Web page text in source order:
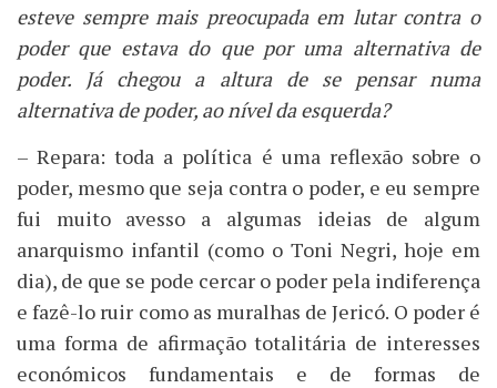
esteve sempre mais preocupada em lutar contra o
poder que estava do que por uma alternativa de
poder. Já chegou a altura de se pensar numa
alternativa de poder, ao nível da esquerda?
– Repara: toda a política é uma reflexão sobre o
poder, mesmo que seja contra o poder, e eu sempre
fui muito avesso a algumas ideias de algum
anarquismo infantil (como o Toni Negri, hoje em
dia), de que se pode cercar o poder pela indiferença
e fazê-lo ruir como as muralhas de Jericó. O poder é
uma forma de afirmação totalitária de interesses
económicos fundamentais e de formas de